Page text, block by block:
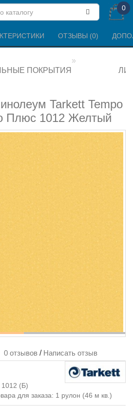
0
ПОКРЫТИЯ
Tarkett Tempo
Плюс 1012 Желтый
ОТЗЫВЫ (0)
0 отзывов / Написать отзыв
1012 (Б)
для заказа: 1 рулон (46 м кв.)